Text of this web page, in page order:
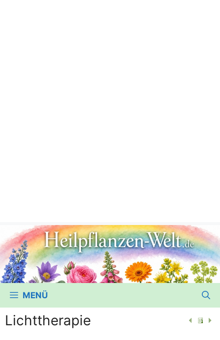
MENÜ
Lichttherapie